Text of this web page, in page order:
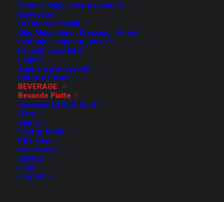
Pesto e sughi base pomodoro
Baby food
Creme spalmabili
Olio Alimentare , Dressing , Aceto
Sciroppo , topping , miele
Prodotti base latte
Legumi
Zuppe e piatti pronti
Carne e Pesce
BEVERAGE
Bevande Piatte
Carbonated Soft Drink
Birra
Spirits
Energy Drink
PET Food
ENGINEERING
SERVICE
NEWS
CONTATTI
Linee complete per
bevande piatte
Con il termine “bevande piatte” si intendono